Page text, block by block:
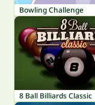
Bowling Challenge
8 Ball Billiards Classic